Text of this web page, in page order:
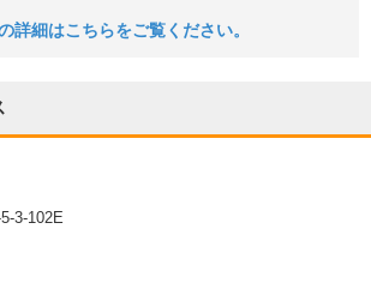
詳細はこちらをご覧ください。
3-102E